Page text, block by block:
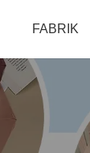
FABRIK